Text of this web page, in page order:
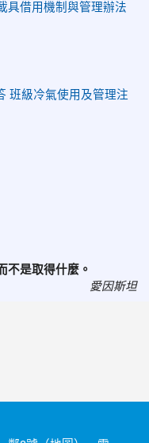
具借用機制與管理辦法
班級冷氣使用及管理注
不是取得什麼。
愛因斯坦